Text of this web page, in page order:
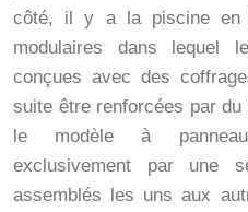
côté, il y a la piscine en
modulaires dans lequel
conçues avec des
suite être renforcées par
le modèle à
exclusivement par une
assemblés les uns aux